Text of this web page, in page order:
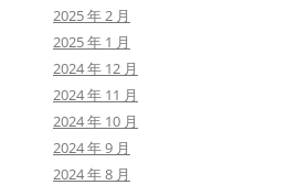
2025 年 2 月
2025 年 1 月
2024 年 12 月
2024 年 11 月
2024 年 10 月
2024 年 9 月
2024 年 8 月